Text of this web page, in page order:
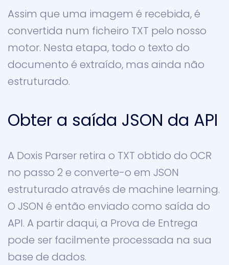
Assim que uma imagem é recebida, é
convertida num ficheiro TXT pelo nosso
motor. Nesta etapa, todo o texto do
documento é extraído, mas ainda não
estruturado.
Obter a saída JSON da API
A Doxis Parser retira o TXT obtido do OCR
no passo 2 e converte-o em JSON
estruturado através de machine learning.
O JSON é então enviado como saída do
API. A partir daqui, a Prova de Entrega
pode ser facilmente processada na sua
base de dados.